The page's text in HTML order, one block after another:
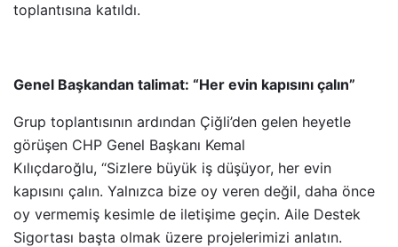
toplantısına katıldı.
Genel Başkandan talimat: “Her evin kapısını çalın”
Grup toplantısının ardından Çiğli’den gelen heyetle
görüşen CHP Genel Başkanı Kemal
Kılıçdaroğlu, “Sizlere büyük iş düşüyor, her evin
kapısını çalın. Yalnızca bize oy veren değil, daha önce
oy vermemiş kesimle de iletişime geçin. Aile Destek
Sigortası başta olmak üzere projelerimizi anlatın.